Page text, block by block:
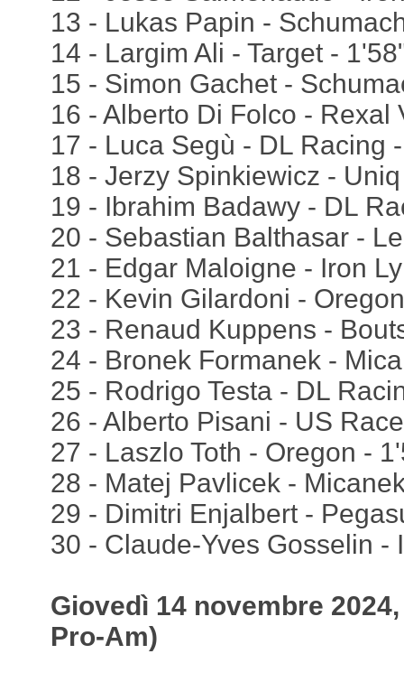
13 - Lukas Papin -
14 - Largim Ali - Target -
15 - Simon Gachet -
16 - Alberto Di Folco - Rexal
17 - Luca Segù - DL Racing
18 - Jerzy Spinkiewicz -
19 - Ibrahim Badawy - DL
20 - Sebastian Balthasar -
21 - Edgar Maloigne - Iron
22 - Kevin Gilardoni -
23 - Renaud Kuppens -
24 - Bronek Formanek -
25 - Rodrigo Testa - DL
26 - Alberto Pisani - US
27 - Laszlo Toth - Oregon -
28 - Matej Pavlicek -
29 - Dimitri Enjalbert -
30 - Claude-Yves Gosselin -
Giovedì 14 novembre
Pro-Am)